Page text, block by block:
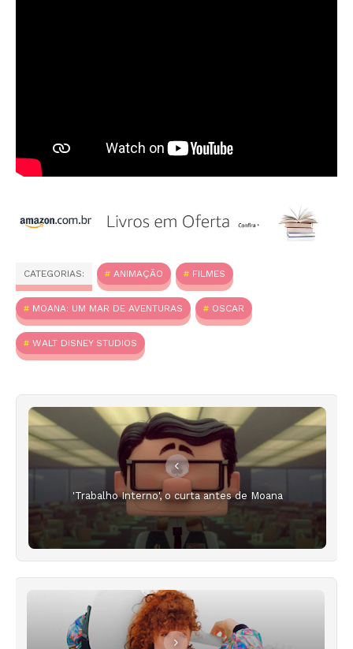
CATEGORIAS: ANIMAÇÃO FILMES
MOANA: UM MAR DE AVENTURAS OSCAR
WALT DISNEY STUDIOS
'Trabalho Interno', o curta antes de Moana